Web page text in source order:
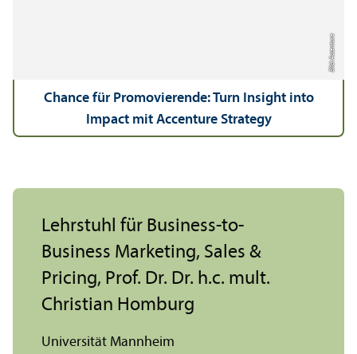
Bild: Accenture
Chance für Promovierende: Turn Insight into
Impact mit Accenture Strategy
Lehr­stuhl für Business-to-
Business Marketing, Sales &
Pricing, Prof. Dr. Dr. h.c. mult.
Christian Homburg
Universität Mannheim